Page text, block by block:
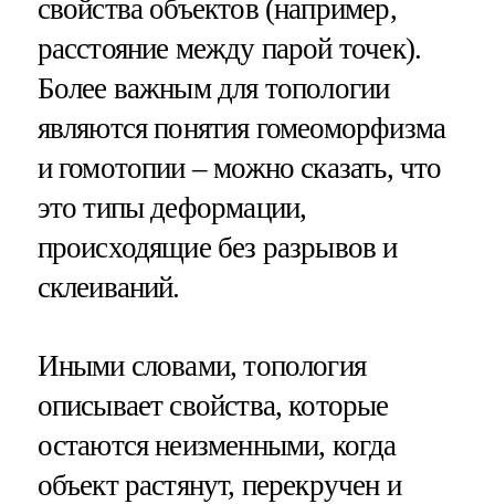
свойства объектов (например,
расстояние между парой точек).
Более важным для топологии
являются понятия гомеоморфизма
и гомотопии – можно сказать, что
это типы деформации,
происходящие без разрывов и
склеиваний.
Иными словами, топология
описывает свойства, которые
остаются неизменными, когда
объект растянут, перекручен и